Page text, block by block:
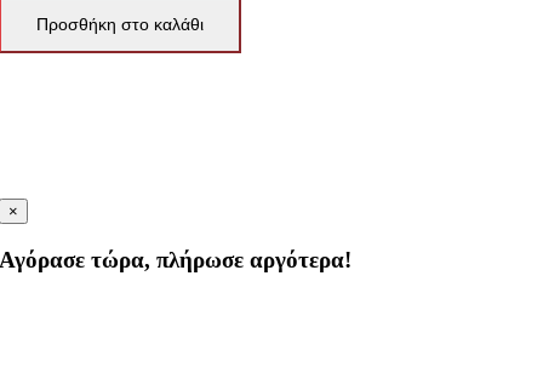
Προσθήκη στο καλάθι
×
Αγόρασε τώρα, πλήρωσε αργότερα!